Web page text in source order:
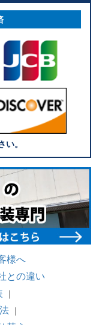
。
様へ
との違い
｜
｜